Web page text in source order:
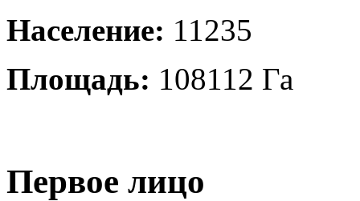
Население: 11235
Площадь: 108112 Га
Первое лицо